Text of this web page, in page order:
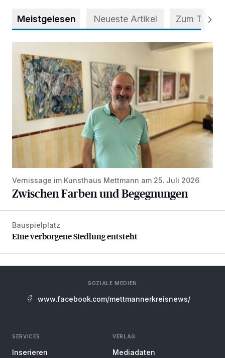
Meistgelesen Neueste Artikel Zum Thema
Vernissage im Kunsthaus Mettmann am 25. Juli 2026
Zwischen Farben und Begegnungen
Eine verborgene Siedlung entsteht
Bauspielplatz
Eine verborgene Siedlung entsteht
SOZIALE MEDIEN
www.facebook.com/mettmannerkreisnews/
SERVICES
Inserieren
VERLAG
Mediadaten